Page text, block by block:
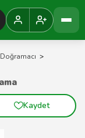
>
Kaydet